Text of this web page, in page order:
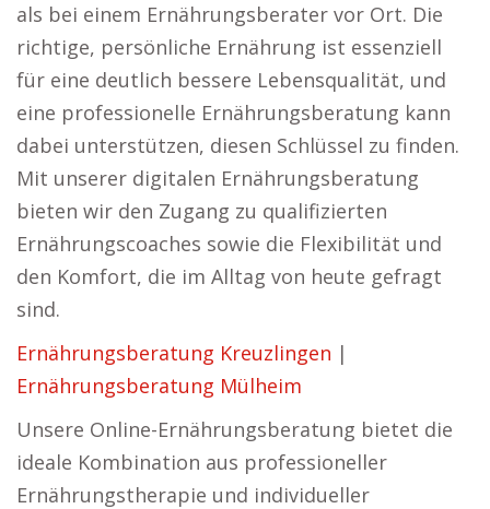
als bei einem Ernährungsberater vor Ort. Die
richtige, persönliche Ernährung ist essenziell
für eine deutlich bessere Lebensqualität, und
eine professionelle Ernährungsberatung kann
dabei unterstützen, diesen Schlüssel zu finden.
Mit unserer digitalen Ernährungsberatung
bieten wir den Zugang zu qualifizierten
Ernährungscoaches sowie die Flexibilität und
den Komfort, die im Alltag von heute gefragt
sind.
Ernährungsberatung Kreuzlingen |
Ernährungsberatung Mülheim
Unsere Online-Ernährungsberatung bietet die
ideale Kombination aus professioneller
Ernährungstherapie und individueller